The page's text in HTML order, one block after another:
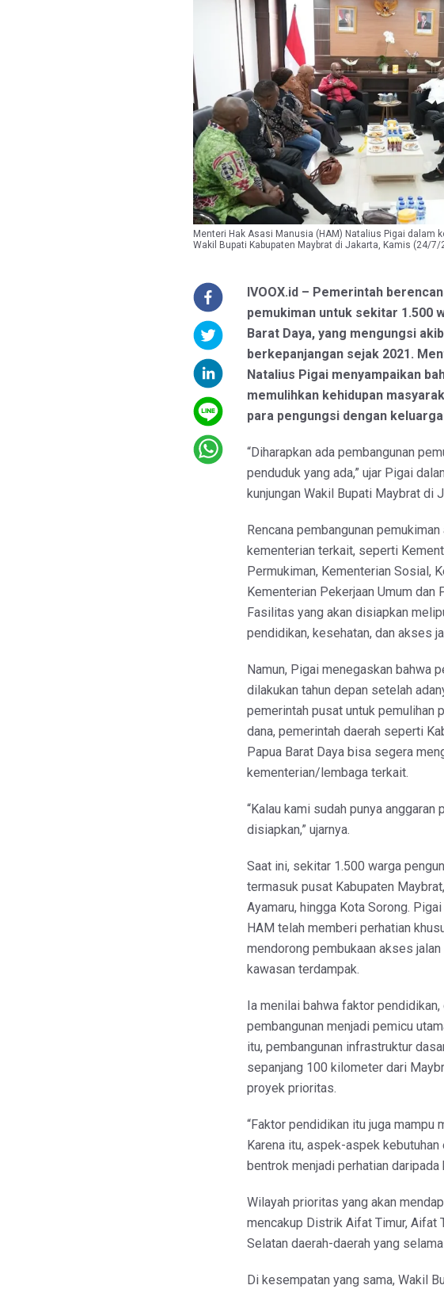
Menteri Hak Asasi Manusia (HAM) Natalius Pigai dalam
Wakil Bupati Kabupaten Maybrat di Jakarta, Kamis (24/
IVOOX.id – Pemerintah
pemukiman untuk sekitar 1.500
Barat Daya, yang mengungsi
berkepanjangan sejak 2021.
Natalius Pigai menyampaikan
memulihkan kehidupan
para pengungsi dengan
“Diharapkan ada pembangunan
penduduk yang ada,” ujar Pigai
kunjungan Wakil Bupati Maybrat di
Rencana pembangunan
kementerian terkait, seperti
Permukiman, Kementerian Sosial,
Kementerian Pekerjaan Umum dan
Fasilitas yang akan disiapkan
pendidikan, kesehatan, dan akses
Namun, Pigai menegaskan bahwa
dilakukan tahun depan setelah
pemerintah pusat untuk pemulihan
dana, pemerintah daerah seperti
Papua Barat Daya bisa segera
kementerian/lembaga terkait.
“Kalau kami sudah punya
disiapkan,” ujarnya.
Saat ini, sekitar 1.500 warga
termasuk pusat Kabupaten
Ayamaru, hingga Kota Sorong.
HAM telah memberi perhatian
mendorong pembukaan akses
kawasan terdampak.
Ia menilai bahwa faktor
pembangunan menjadi pemicu
itu, pembangunan infrastruktur
sepanjang 100 kilometer dari
proyek prioritas.
“Faktor pendidikan itu juga mampu
Karena itu, aspek-aspek
bentrok menjadi perhatian daripada
Wilayah prioritas yang akan
mencakup Distrik Aifat Timur, Aifat
Selatan daerah-daerah yang
Di kesempatan yang sama, Wakil